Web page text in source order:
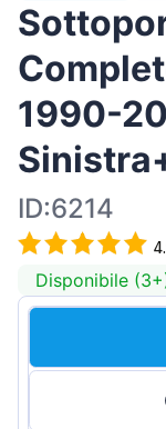
1990-
ID:6214
Disponibile